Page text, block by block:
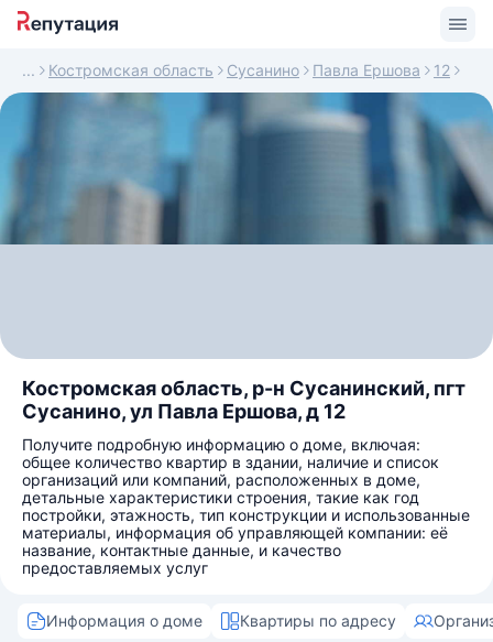
Костромская область Сусанино Павла Ершова 12
Костромская область, р-н Сусанинский, пгт
Сусанино, ул Павла Ершова, д 12
Получите подробную информацию о доме, включая:
общее количество квартир в здании, наличие и список
организаций или компаний, расположенных в доме,
детальные характеристики строения, такие как год
постройки, этажность, тип конструкции и использованные
материалы, информация об управляющей компании: её
название, контактные данные, и качество
предоставляемых услуг
Информация о доме Квартиры по адресу